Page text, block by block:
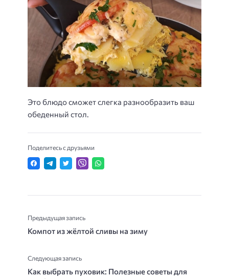
Это блюдо сможет слегка разнообразить ваш
обеденный стол.
Поделитесь с друзьями
Предыдущая запись
Компот из жёлтой сливы на зиму
Следующая запись
Как выбрать пуховик: Полезные советы для